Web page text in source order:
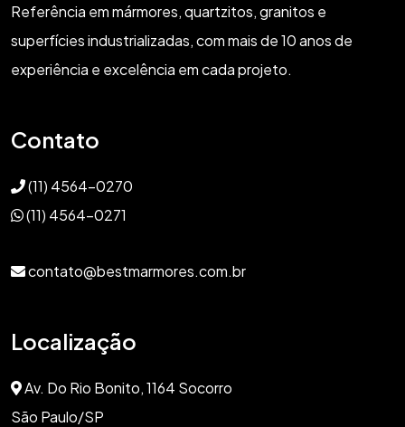
Referência em mármores, quartzitos, granitos e
superfícies industrializadas, com mais de 10 anos de
experiência e excelência em cada projeto.
Contato
(11) 4564-0270
(11) 4564-0271
contato@bestmarmores.com.br
Localização
Av. Do Rio Bonito, 1164 Socorro
São Paulo/SP